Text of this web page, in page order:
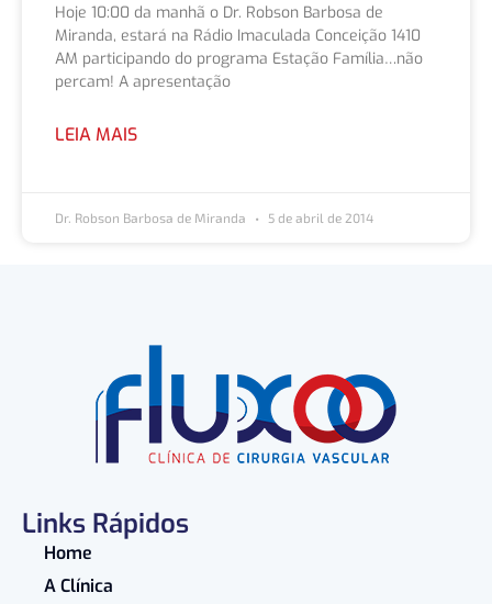
Hoje 10:00 da manhã o Dr. Robson Barbosa de
Miranda, estará na Rádio Imaculada Conceição 1410
AM participando do programa Estação Família…não
percam! A apresentação
LEIA MAIS
Dr. Robson Barbosa de Miranda 5 de abril de 2014
Links Rápidos
Home
A Clínica